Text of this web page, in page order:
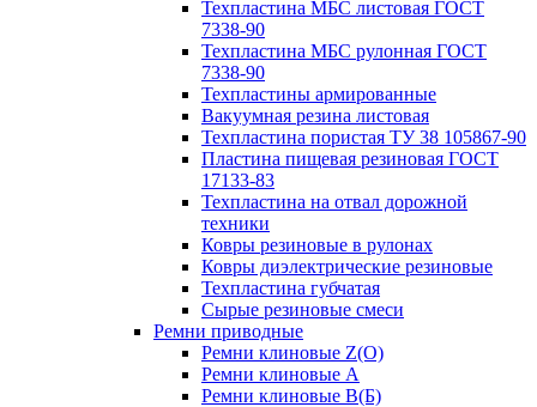
Техпластина МБС листовая ГОСТ
7338-90
Техпластина МБС рулонная ГОСТ
7338-90
Техпластины армированные
Вакуумная резина листовая
Техпластина пористая ТУ 38 105867-90
Пластина пищевая резиновая ГОСТ
17133-83
Техпластина на отвал дорожной
техники
Ковры резиновые в рулонах
Ковры диэлектрические резиновые
Техпластина губчатая
Сырые резиновые смеси
Ремни приводные
Ремни клиновые Z(О)
Ремни клиновые A
Ремни клиновые B(Б)